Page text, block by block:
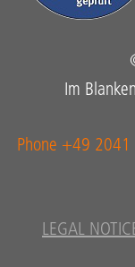
Im
Phone +49
LEGAL